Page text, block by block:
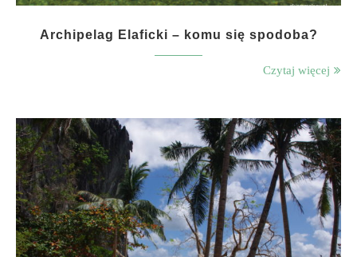
Archipelag Elaficki – komu się spodoba?
Czytaj więcej